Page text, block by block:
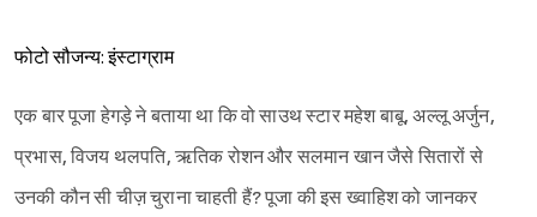
फोटो सौजन्य: इंस्टाग्राम
एक बार पूजा हेगड़े ने बताया था कि वो साउथ स्टार महेश बाबू, अल्लू अर्जुन,
प्रभास, विजय थलपति, ऋतिक रोशन और सलमान खान जैसे सितारों से
उनकी कौन सी चीज़ चुराना चाहती हैं? पूजा की इस ख्वाहिश को जानकर